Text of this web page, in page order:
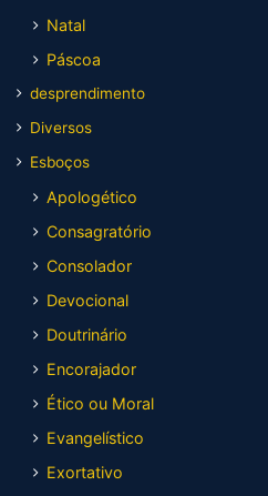
Natal
Páscoa
desprendimento
Diversos
Esboços
Apologético
Consagratório
Consolador
Devocional
Doutrinário
Encorajador
Ético ou Moral
Evangelístico
Exortativo